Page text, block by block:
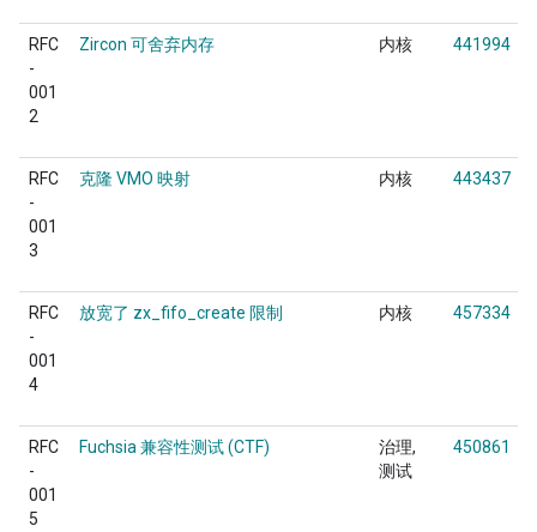
RFC
-
001
2
Zircon 可舍弃内存 内核 441994
RFC
-
001
3
克隆 VMO 映射 内核 443437
RFC
-
001
4
放宽了 zx_fifo_create 限制 内核 457334
RFC
-
001
5
Fuchsia 兼容性测试 (CTF)
治理
测试
450861